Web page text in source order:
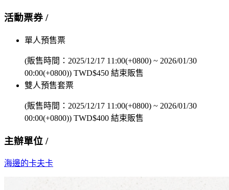
活動票券 /
單人預售票
(販售時間： 2025/12/17 11:00(+0800) ~ 2026/01/30
00:00(+0800)) TWD$450 結束販售
雙人預售套票
(販售時間： 2025/12/17 11:00(+0800) ~ 2026/01/30
00:00(+0800)) TWD$400 結束販售
主辦單位 /
海邊的卡夫卡